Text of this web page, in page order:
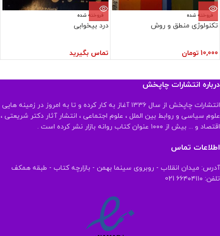
فروخته شده
تکنولوژی منطق و روش
10,000 تومان
فروخته شده
درد بیخوابی
تماس بگیرید
درباره انتشارات چاپخش
انتشارات چاپخش از سال ۱۳۳۶ آغاز به کار کرده و تا به امروز در زمینه هایی
علوم سیاسی و روابط بین الملل ، علوم اجتماعی ، انتشار آثار دکتر شریعتی ،
اقتصاد و ... بیش از ۱۰۰۰ عنوان کتاب روانه بازار نشر کرده است .
اطلاعات تماس
آدرس: میدان انقلاب - روبروی سینما بهمن - بازارچه کتاب - طبقه همکف
تلفن: ۶۶۴۰۴۱۱۰ 021